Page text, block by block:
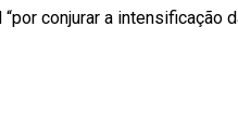
conjurar a intensificação